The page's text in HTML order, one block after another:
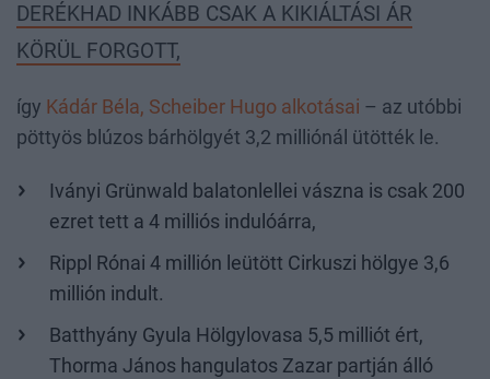
DERÉKHAD INKÁBB CSAK A KIKIÁLTÁSI ÁR
KÖRÜL FORGOTT,
így Kádár Béla, Scheiber Hugo alkotásai – az utóbbi
pöttyös blúzos bárhölgyét 3,2 milliónál ütötték le.
Iványi Grünwald balatonlellei vászna is csak 200
ezret tett a 4 milliós indulóárra,
Rippl Rónai 4 millión leütött Cirkuszi hölgye 3,6
millión indult.
Batthyány Gyula Hölgylovasa 5,5 milliót ért,
Thorma János hangulatos Zazar partján álló